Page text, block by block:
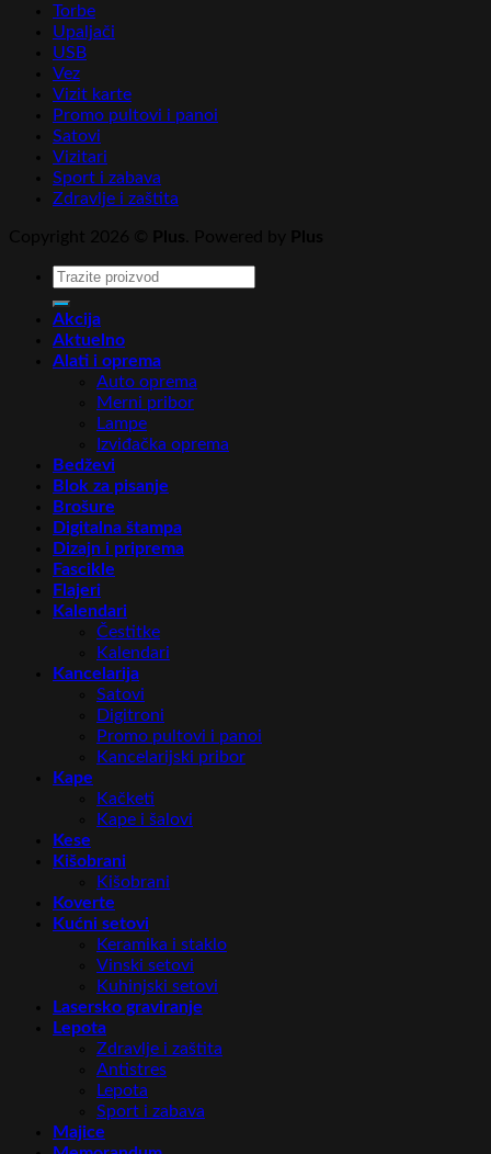
Torbe
Upaljači
USB
Vez
Vizit karte
Promo pultovi i panoi
Satovi
Vizitari
Sport i zabava
Zdravlje i zaštita
Pretraga
Akcija
Aktuelno
Alati i oprema
Auto oprema
Merni pribor
Lampe
Izviđačka oprema
Bedževi
Blok za pisanje
Brošure
Digitalna štampa
Dizajn i priprema
Fascikle
Flajeri
Kalendari
Čestitke
Kalendari
Kancelarija
Satovi
Digitroni
Promo pultovi i panoi
Kancelarijski pribor
Kape
Kačketi
Kape i šalovi
Kese
Kišobrani
Kišobrani
Koverte
Kućni setovi
Keramika i staklo
Vinski setovi
Kuhinjski setovi
Lasersko graviranje
Lepota
Zdravlje i zaštita
Antistres
Lepota
Sport i zabava
Majice